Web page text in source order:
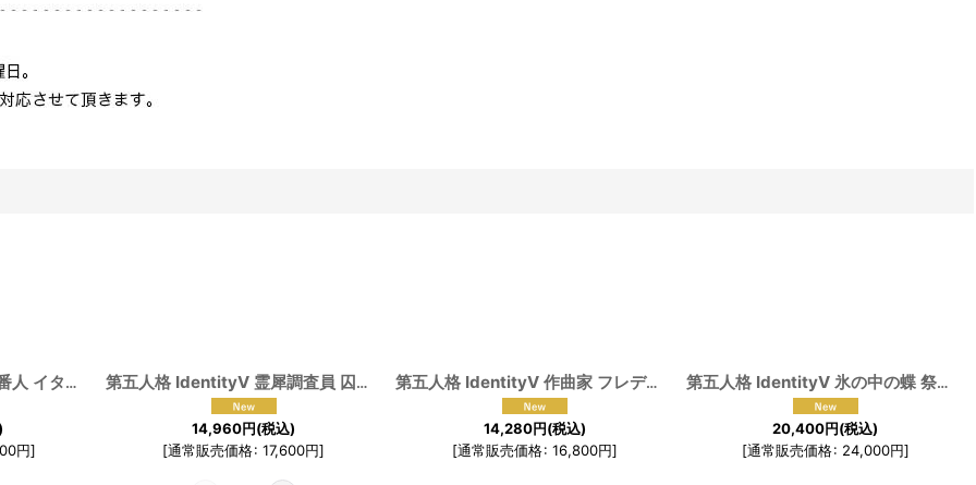
] 第五人格 IdentityV 夜の番人 イタカ コスプレ衣装 [190896]
円]
第五人格 IdentityV 霊犀調査員 囚人 ルカ・バルサー コスプレ衣装 [190882]
14,960円(税込)
[通常販売価格: 17,600円]
第五人格 IdentityV 作曲家 フレデリック・クレイバーグ コスプレ衣装 [190881
14,280円(税込)
[通常販売価格: 16,800円]
第五人格 IdentityV 氷の中の蝶 祭司 フィオナ・ジルマン コスプレ衣装
20,400円(税込)
[通常販売価格: 24,000円]